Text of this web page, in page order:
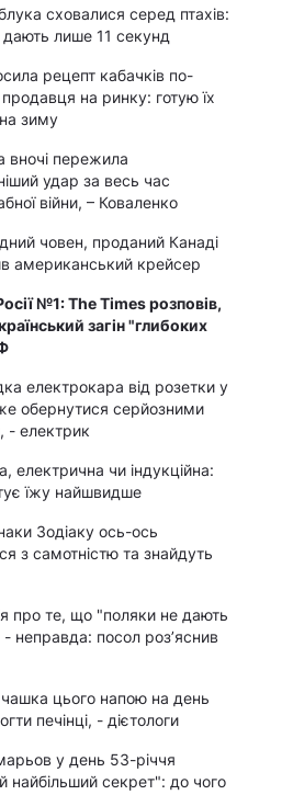
Путін перетнув свій
Рубікон: Мадяр
сховалися серед птахів:
дають лише 11 секунд
рецепт кабачків по-
на ринку: готую їх
зиму
вночі пережила
удар за весь час
війни, – Коваленко
човен, проданий Канаді
американський крейсер
№1: The Times розповів,
загін "глибоких
електрокара від розетки у
обернутися серйозними
- електрик
електрична чи індукційна:
їжу найшвидше
Зодіаку ось-ось
з самотністю та знайдуть
про те, що "поляки не дають
- неправда: посол роз’яснив
цього напою на день
печінці, - дієтологи
у день 53-річчя
найбільший секрет": до чого